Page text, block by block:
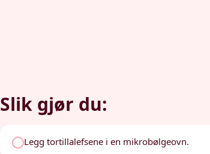
Slik gjør du:
Legg tortillalefsene i en mikrobølgeovn.